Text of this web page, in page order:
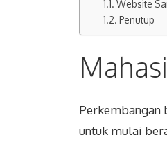
Website
Penutup
Perkembangan
untuk mulai